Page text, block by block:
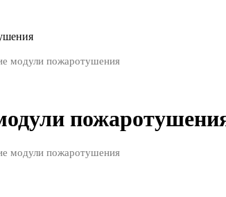
модули пожаротушения
модули пожаротушения